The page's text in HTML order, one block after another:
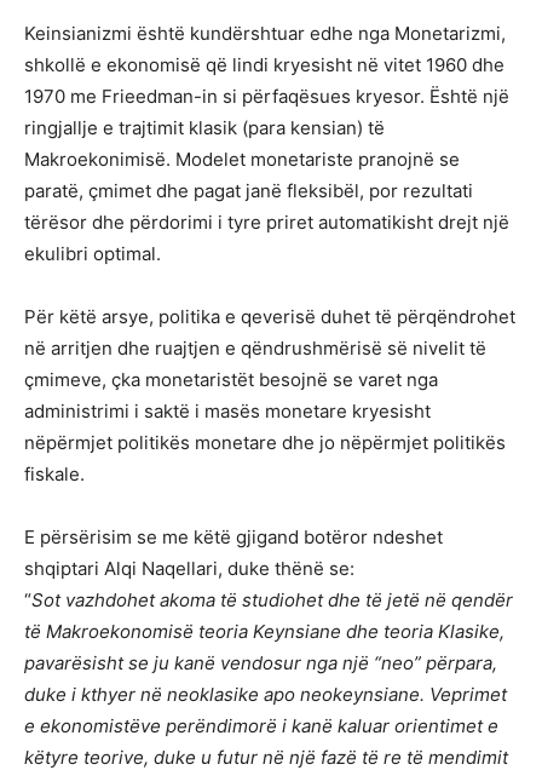
Keinsianizmi është kundërshtuar edhe nga Monetarizmi,
shkollë e ekonomisë që lindi kryesisht në vitet 1960 dhe
1970 me Frieedman-in si përfaqësues kryesor. Është një
ringjallje e trajtimit klasik (para kensian) të
Makroekonimisë. Modelet monetariste pranojnë se
paratë, çmimet dhe pagat janë fleksibël, por rezultati
tërësor dhe përdorimi i tyre priret automatikisht drejt një
ekulibri optimal.
Për këtë arsye, politika e qeverisë duhet të përqëndrohet
në arritjen dhe ruajtjen e qëndrushmërisë së nivelit të
çmimeve, çka monetaristët besojnë se varet nga
administrimi i saktë i masës monetare kryesisht
nëpërmjet politikës monetare dhe jo nëpërmjet politikës
fiskale.
E përsërisim se me këtë gjigand botëror ndeshet
shqiptari Alqi Naqellari, duke thënë se:
“Sot vazhdohet akoma të studiohet dhe të jetë në qendër
të Makroekonomisë teoria Keynsiane dhe teoria Klasike,
pavarësisht se ju kanë vendosur nga një “neo” përpara,
duke i kthyer në neoklasike apo neokeynsiane. Veprimet
e ekonomistëve perëndimorë i kanë kaluar orientimet e
këtyre teorive, duke u futur në një fazë të re të mendimit